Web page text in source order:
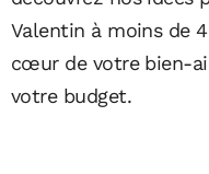
Valentin à moins de
cœur de votre bien-
votre budget.